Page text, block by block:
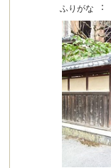
ふりがな ：